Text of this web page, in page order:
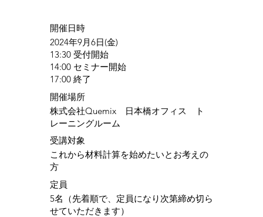
​開催日時
2024年9月6日(金)
13:30 受付開始
14:00 セミナー開始
17:00 終了
​開催場所
株式会社Quemix 日本橋オフィス ト
レーニングルーム
​受講対象
これから材料計算を始めたいとお考えの
方
定員
5名（先着順で、定員になり次第締め切ら
せていただきます）